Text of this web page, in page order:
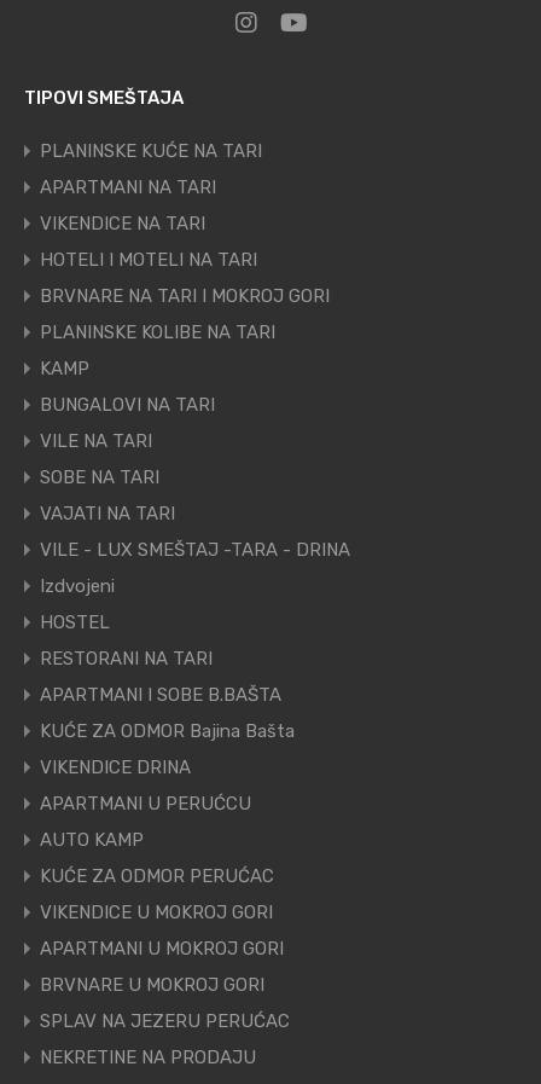
TIPOVI SMEŠTAJA
PLANINSKE KUĆE NA TARI
APARTMANI NA TARI
VIKENDICE NA TARI
HOTELI I MOTELI NA TARI
BRVNARE NA TARI I MOKROJ GORI
PLANINSKE KOLIBE NA TARI
KAMP
BUNGALOVI NA TARI
VILE NA TARI
SOBE NA TARI
VAJATI NA TARI
VILE - LUX SMEŠTAJ -TARA - DRINA
Izdvojeni
HOSTEL
RESTORANI NA TARI
APARTMANI I SOBE B.BAŠTA
KUĆE ZA ODMOR Bajina Bašta
VIKENDICE DRINA
APARTMANI U PERUĆCU
AUTO KAMP
KUĆE ZA ODMOR PERUĆAC
VIKENDICE U MOKROJ GORI
APARTMANI U MOKROJ GORI
BRVNARE U MOKROJ GORI
SPLAV NA JEZERU PERUĆAC
NEKRETINE NA PRODAJU